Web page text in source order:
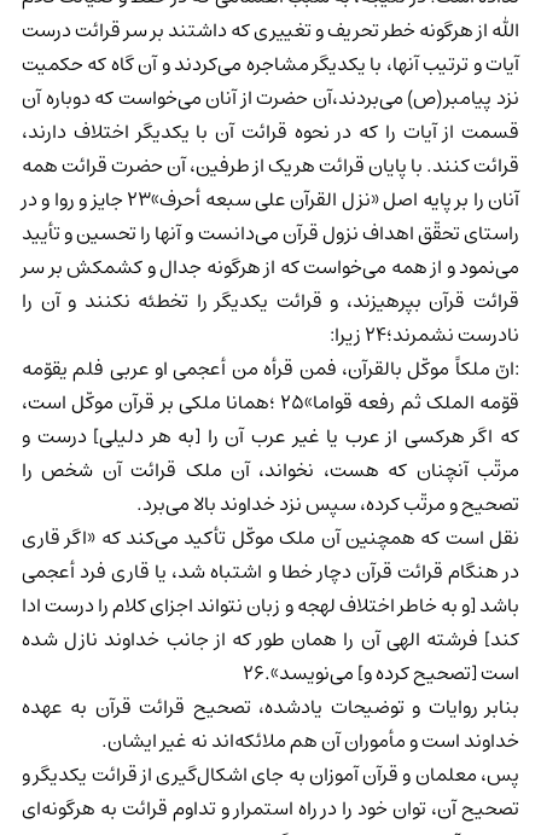
الله از هرگونه خطر تحریف و تغییری که داشتند بر سر قرائت درست
آیات و ترتیب آنها، با یکدیگر مشاجره می‌کردند و آن گاه که حکمیت
نزد پیامبر(ص) می‌بردند،آن حضرت از آنان می‌خواست که دوباره آن
قسمت از آیات را که در نحوه قرائت آن با یکدیگر اختلاف دارند،
قرائت کنند. با پایان قرائت هریک از طرفین، آن حضرت قرائت همه
آنان را بر پایه اصل «نزل القرآن علی سبعه أحرف»23 جایز و روا و در
راستای تحقّق اهداف نزول قرآن می‌دانست و آنها را تحسین و تأیید
می‌نمود و از همه می‌خواست که از هرگونه جدال و کشمکش بر سر
قرائت قرآن بپرهیزند، و قرائت یکدیگر را تخطئه نکنند و آن را
نادرست نشمرند؛24 زیرا:
:انّ ملکاً موکّل بالقرآن، فمن قرأه من أعجمی او عربی فلم یقوّمه
قوّمه الملک ثم رفعه قواما»25 ؛همانا ملکی بر قرآن موکّل است،
که اگر هرکسی از عرب یا غیر عرب آن را [به هر دلیلی] درست و
مرتّب آنچنان که هست، نخواند، آن ملک قرائت آن شخص را
تصحیح و مرتّب کرده، سپس نزد خداوند بالا می‌برد.
نقل است که همچنین آن ملک موکّل تأکید می‌کند که «اگر قاری
در هنگام قرائت قرآن دچار خطا و اشتباه شد، یا قاری فرد أعجمی
باشد [و به خاطر اختلاف لهجه و زبان نتواند اجزای کلام را درست ادا
کند] فرشته الهی آن را همان طور که از جانب خداوند نازل شده
است [تصحیح کرده و] می‌نویسد».26
بنابر روایات و توضیحات یادشده، تصحیح قرائت قرآن به عهده
خداوند است و مأموران آن هم ملائکه‌اند نه غیر ایشان.
پس، معلمان و قرآن آموزان به جای اشکال‌گیری از قرائت یکدیگر و
تصحیح آن، توان خود را در راه استمرار و تداوم قرائت به هرگونه‌ای